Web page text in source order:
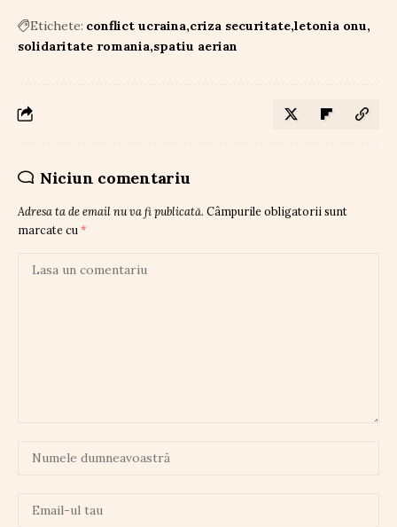
Etichete: conflict ucraina criza securitate letonia onu
solidaritate romania spatiu aerian
Niciun comentariu
Adresa ta de email nu va fi publicată. Câmpurile obligatorii sunt
marcate cu *